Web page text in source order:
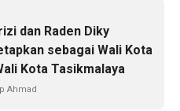
dan Raden Diky
sebagai Wali Kota
Kota Tasikmalaya
Ahmad